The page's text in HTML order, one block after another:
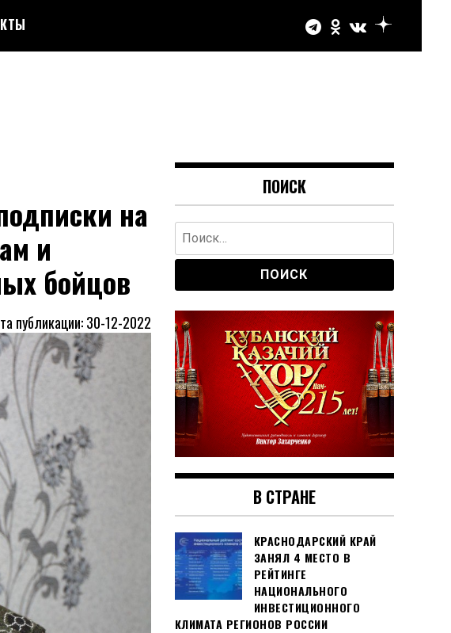
на
и
бойцов
публикации: 30-12-2022
ПОИСК
Найти:
В СТРАНЕ
КРАСНОДАРСКИЙ КРАЙ
ЗАНЯЛ 4 МЕСТО В
РЕЙТИНГЕ
НАЦИОНАЛЬНОГО
ИНВЕСТИЦИОННОГО
КЛИМАТА РЕГИОНОВ РОССИИ